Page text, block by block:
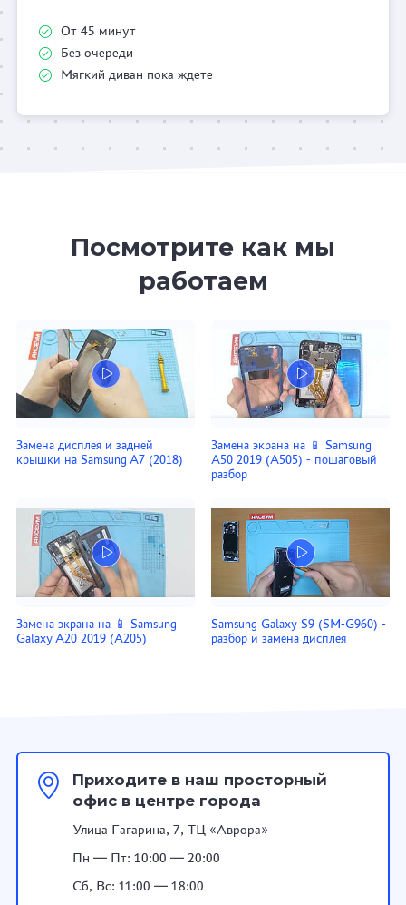
От 45 минут
Без очереди
Мягкий диван пока ждете
Посмотрите как мы
работаем
Замена дисплея и задней
крышки на Samsung A7 (2018)
Замена экрана на 📱 Samsung
A50 2019 (A505) - пошаговый
разбор
Замена экрана на 📱 Samsung
Galaxy A20 2019 (A205)
Samsung Galaxy S9 (SM-G960) -
разбор и замена дисплея
Приходите в наш просторный
офис в центре города
Улица Гагарина, 7, ТЦ «Аврора»
Пн — Пт: 10:00 — 20:00
Сб, Вс: 11:00 — 18:00